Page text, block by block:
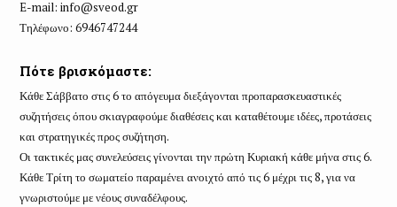
E-mail: info@sveod.gr
Τηλέφωνο: 6946747244
Πότε βρισκόμαστε:
Κάθε Σάββατο στις 6 το απόγευμα διεξάγονται προπαρασκευαστικές
συζητήσεις όπου σκιαγραφούμε διαθέσεις και καταθέτουμε ιδέες, προτάσεις
και στρατηγικές προς συζήτηση.
Οι τακτικές μας συνελεύσεις γίνονται την πρώτη Κυριακή κάθε μήνα στις 6.
Κάθε Τρίτη το σωματείο παραμένει ανοιχτό από τις 6 μέχρι τις 8, για να
γνωριστούμε με νέους συναδέλφους.